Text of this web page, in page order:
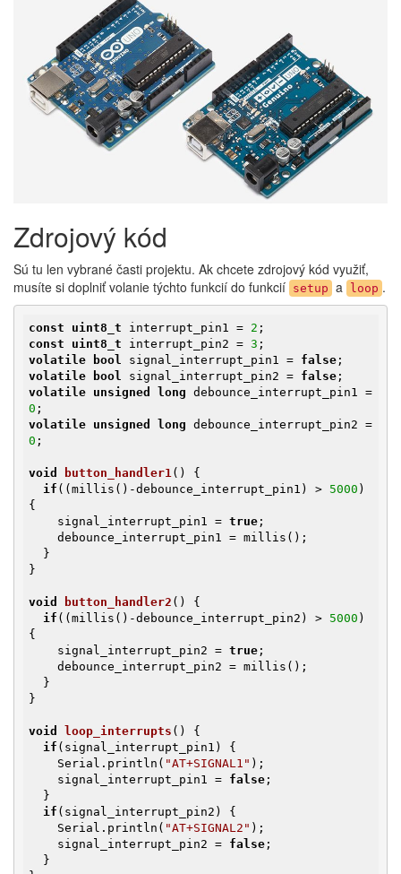
Zdrojový kód
Sú tu len vybrané časti projektu. Ak chcete zdrojový kód využiť,
musíte si doplniť volanie týchto funkcií do funkcií setup a loop .
const uint8_t interrupt_pin1 = 2
const
uint8_t interrupt_pin2 = 3
volatile
bool signal_interrupt_pin1 = false
volatile
bool signal_interrupt_pin2 = false
volatile unsigned long
0
volatile unsigned long
0 ;
void button_handler1()
{
if ((millis()-debounce_interrupt_pin1) > 5000 )
{
    signal_interrupt_pin1 =
true ;
}
void button_handler2 ()
{
if ((millis()-debounce_interrupt_pin2) > 5000 )
{
    signal_interrupt_pin2 =
true ;
}
void loop_interrupts ()
{
if (signal_interrupt_pin1) {
    Serial.println(
"AT+SIGNAL1" );
    signal_interrupt_pin1 =
false ;
if (signal_interrupt_pin2) {
    Serial.println(
"AT+SIGNAL2" );
    signal_interrupt_pin2 =
false ;